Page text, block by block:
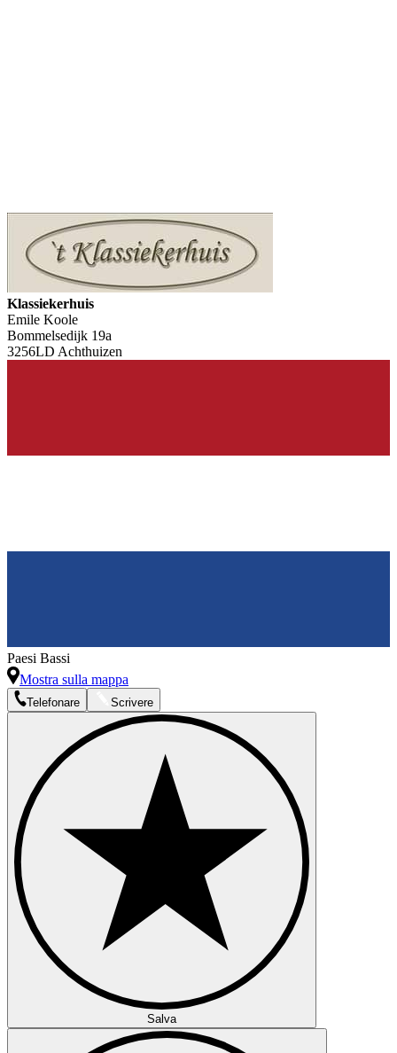
Klassiekerhuis
Emile Koole
Bommelsedijk 19a
3256LD Achthuizen
Paesi Bassi
Mostra sulla mappa
Telefonare Scrivere
Salva